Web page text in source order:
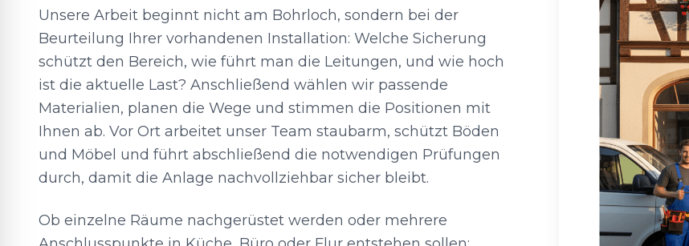
Unsere Arbeit beginnt nicht am Bohrloch, sondern bei der
Beurteilung Ihrer vorhandenen Installation: Welche Sicherung
schützt den Bereich, wie führt man die Leitungen, und wie hoch
ist die aktuelle Last? Anschließend wählen wir passende
Materialien, planen die Wege und stimmen die Positionen mit
Ihnen ab. Vor Ort arbeitet unser Team staubarm, schützt Böden
und Möbel und führt abschließend die notwendigen Prüfungen
durch, damit die Anlage nachvollziehbar sicher bleibt.
Ob einzelne Räume nachgerüstet werden oder mehrere